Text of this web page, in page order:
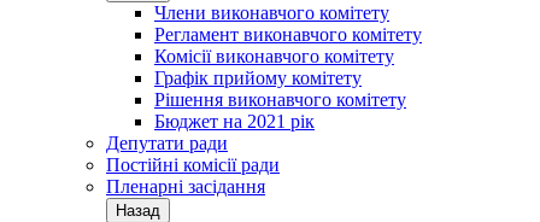
Члени виконавчого комітету
Регламент виконавчого комітету
Комісії виконавчого комітету
Графік прийому комітету
Рішення виконавчого комітету
Бюджет на 2021 рік
Депутати ради
Постійні комісії ради
Пленарні засідання
Назад